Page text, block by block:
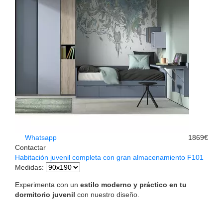
Whatsapp
Contactar
1869€
Habitación juvenil completa con gran almacenamiento F101
Medidas:
Experimenta con un estilo moderno y práctico en tu
dormitorio juvenil con nuestro diseño.